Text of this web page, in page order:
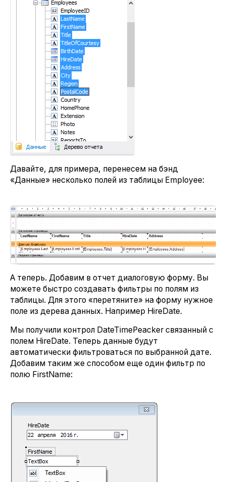
Давайте, для примера, перенесем на бэнд
«Данные» несколько полей из таблицы Employee:
А теперь. Добавим в отчет диалоговую форму. Вы
можете быстро создавать фильтры по полям из
таблицы. Для этого «перетяните» на форму нужное
поле из дерева данных. Например HireDate.
Мы получили контрол DateTimePeacker связанный с
полем HireDate. Теперь данные будут
автоматически фильтроваться по выбранной дате.
Добавим таким же способом еще один фильтр по
полю FirstName: